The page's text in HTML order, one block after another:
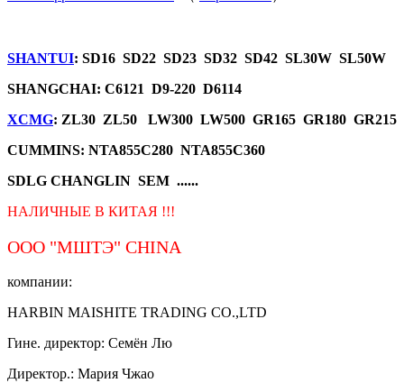
SHANTUI: SD16 SD22 SD23 SD32 SD42 SL30W SL50W
SHANGCHAI: C6121 D9-220 D6114
XCMG: ZL30 ZL50 LW300 LW500 GR165 GR180 GR215
CUMMINS: NTA855C280 NTA855C360
SDLG CHANGLIN SEM ......
НАЛИЧНЫЕ В КИТАЯ !!!
ООО "МШТЭ" CHINA
компании:
HARBIN MAISHITE TRADING CO.,LTD
Гине. директор: Семён Лю
Директор.: Мария Чжао